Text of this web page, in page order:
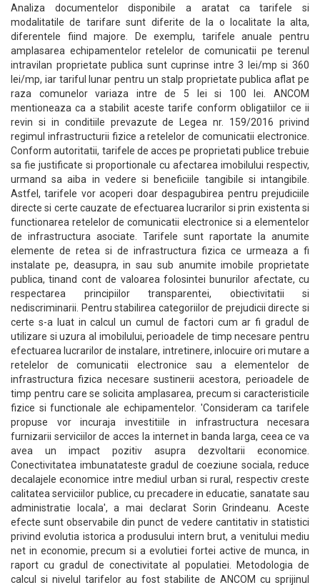
Analiza documentelor disponibile a aratat ca tarifele si
modalitatile de tarifare sunt diferite de la o localitate la alta,
diferentele fiind majore. De exemplu, tarifele anuale pentru
amplasarea echipamentelor retelelor de comunicatii pe terenul
intravilan proprietate publica sunt cuprinse intre 3 lei/mp si 360
lei/mp, iar tariful lunar pentru un stalp proprietate publica aflat pe
raza comunelor variaza intre de 5 lei si 100 lei. ANCOM
mentioneaza ca a stabilit aceste tarife conform obligatiilor ce ii
revin si in conditiile prevazute de Legea nr. 159/2016 privind
regimul infrastructurii fizice a retelelor de comunicatii electronice.
Conform autoritatii, tarifele de acces pe proprietati publice trebuie
sa fie justificate si proportionale cu afectarea imobilului respectiv,
urmand sa aiba in vedere si beneficiile tangibile si intangibile.
Astfel, tarifele vor acoperi doar despagubirea pentru prejudiciile
directe si certe cauzate de efectuarea lucrarilor si prin existenta si
functionarea retelelor de comunicatii electronice si a elementelor
de infrastructura asociate. Tarifele sunt raportate la anumite
elemente de retea si de infrastructura fizica ce urmeaza a fi
instalate pe, deasupra, in sau sub anumite imobile proprietate
publica, tinand cont de valoarea folosintei bunurilor afectate, cu
respectarea principiilor transparentei, obiectivitatii si
nediscriminarii. Pentru stabilirea categoriilor de prejudicii directe si
certe s-a luat in calcul un cumul de factori cum ar fi gradul de
utilizare si uzura al imobilului, perioadele de timp necesare pentru
efectuarea lucrarilor de instalare, intretinere, inlocuire ori mutare a
retelelor de comunicatii electronice sau a elementelor de
infrastructura fizica necesare sustinerii acestora, perioadele de
timp pentru care se solicita amplasarea, precum si caracteristicile
fizice si functionale ale echipamentelor. 'Consideram ca tarifele
propuse vor incuraja investitiile in infrastructura necesara
furnizarii serviciilor de acces la internet in banda larga, ceea ce va
avea un impact pozitiv asupra dezvoltarii economice.
Conectivitatea imbunatateste gradul de coeziune sociala, reduce
decalajele economice intre mediul urban si rural, respectiv creste
calitatea serviciilor publice, cu precadere in educatie, sanatate sau
administratie locala', a mai declarat Sorin Grindeanu. Aceste
efecte sunt observabile din punct de vedere cantitativ in statistici
privind evolutia istorica a produsului intern brut, a venitului mediu
net in economie, precum si a evolutiei fortei active de munca, in
raport cu gradul de conectivitate al populatiei. Metodologia de
calcul si nivelul tarifelor au fost stabilite de ANCOM cu sprijinul